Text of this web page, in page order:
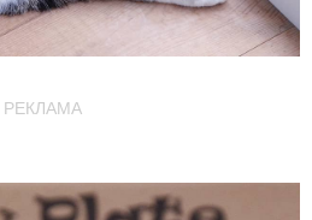
РЕКЛАМА